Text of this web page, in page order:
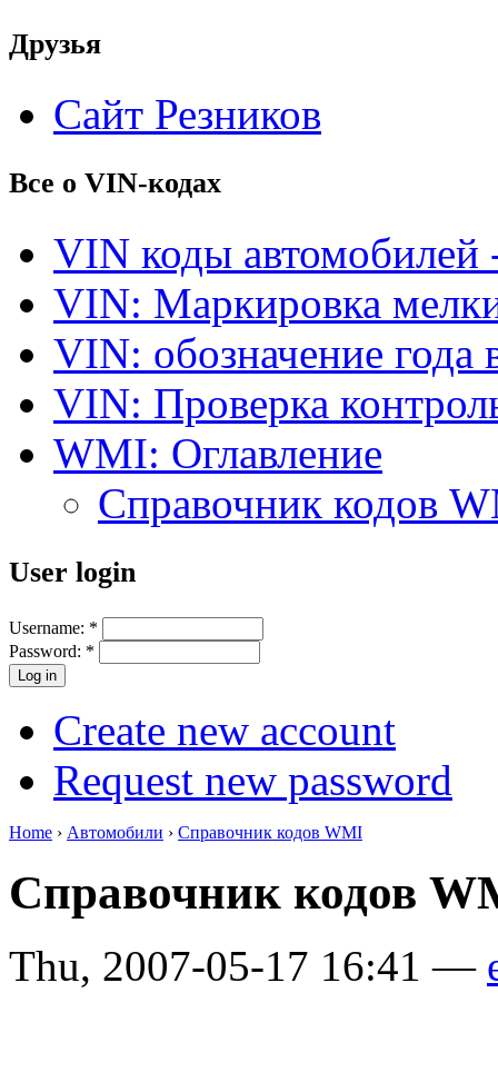
Друзья
Сайт Резников
Все о VIN-кодах
VIN коды автомобилей
VIN: Маркировка
VIN: обозначение года
VIN: Проверка
WMI: Оглавление
Справочник кодов
User login
Username: *
Password: *
Create new account
Request new password
Home › Автомобили › Справочник кодов WMI
Справочник кодов
Thu, 2007-05-17 16:41 —